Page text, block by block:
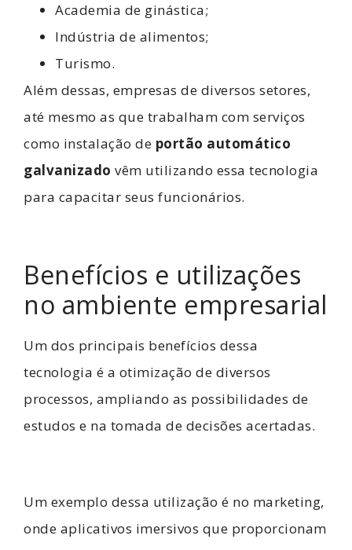
Academia de ginástica;
Indústria de alimentos;
Turismo.
Além dessas, empresas de diversos setores,
até mesmo as que trabalham com serviços
como instalação de portão automático
galvanizado vêm utilizando essa tecnologia
para capacitar seus funcionários.
Benefícios e utilizações
no ambiente empresarial
Um dos principais benefícios dessa
tecnologia é a otimização de diversos
processos, ampliando as possibilidades de
estudos e na tomada de decisões acertadas.
Um exemplo dessa utilização é no marketing,
onde aplicativos imersivos que proporcionam